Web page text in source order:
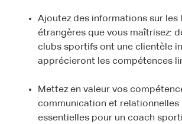
Ajoutez des informations sur les
étrangères que vous maîtrisez:
clubs sportifs ont une clientèle
apprécieront les compétences
Mettez en valeur vos
communication et relationnelles
essentielles pour un coach